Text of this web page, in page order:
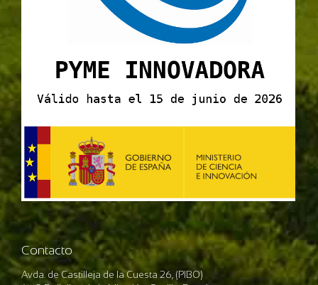
Contacto
Avda. de Castilleja de la Cuesta 26, (PIBO)